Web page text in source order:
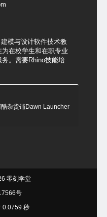
模与设计软件技术教
在校学生和在职专业
。需要Rhino技能培
杂货铺Dawn Launcher
零刻学堂
号
0.0759 秒